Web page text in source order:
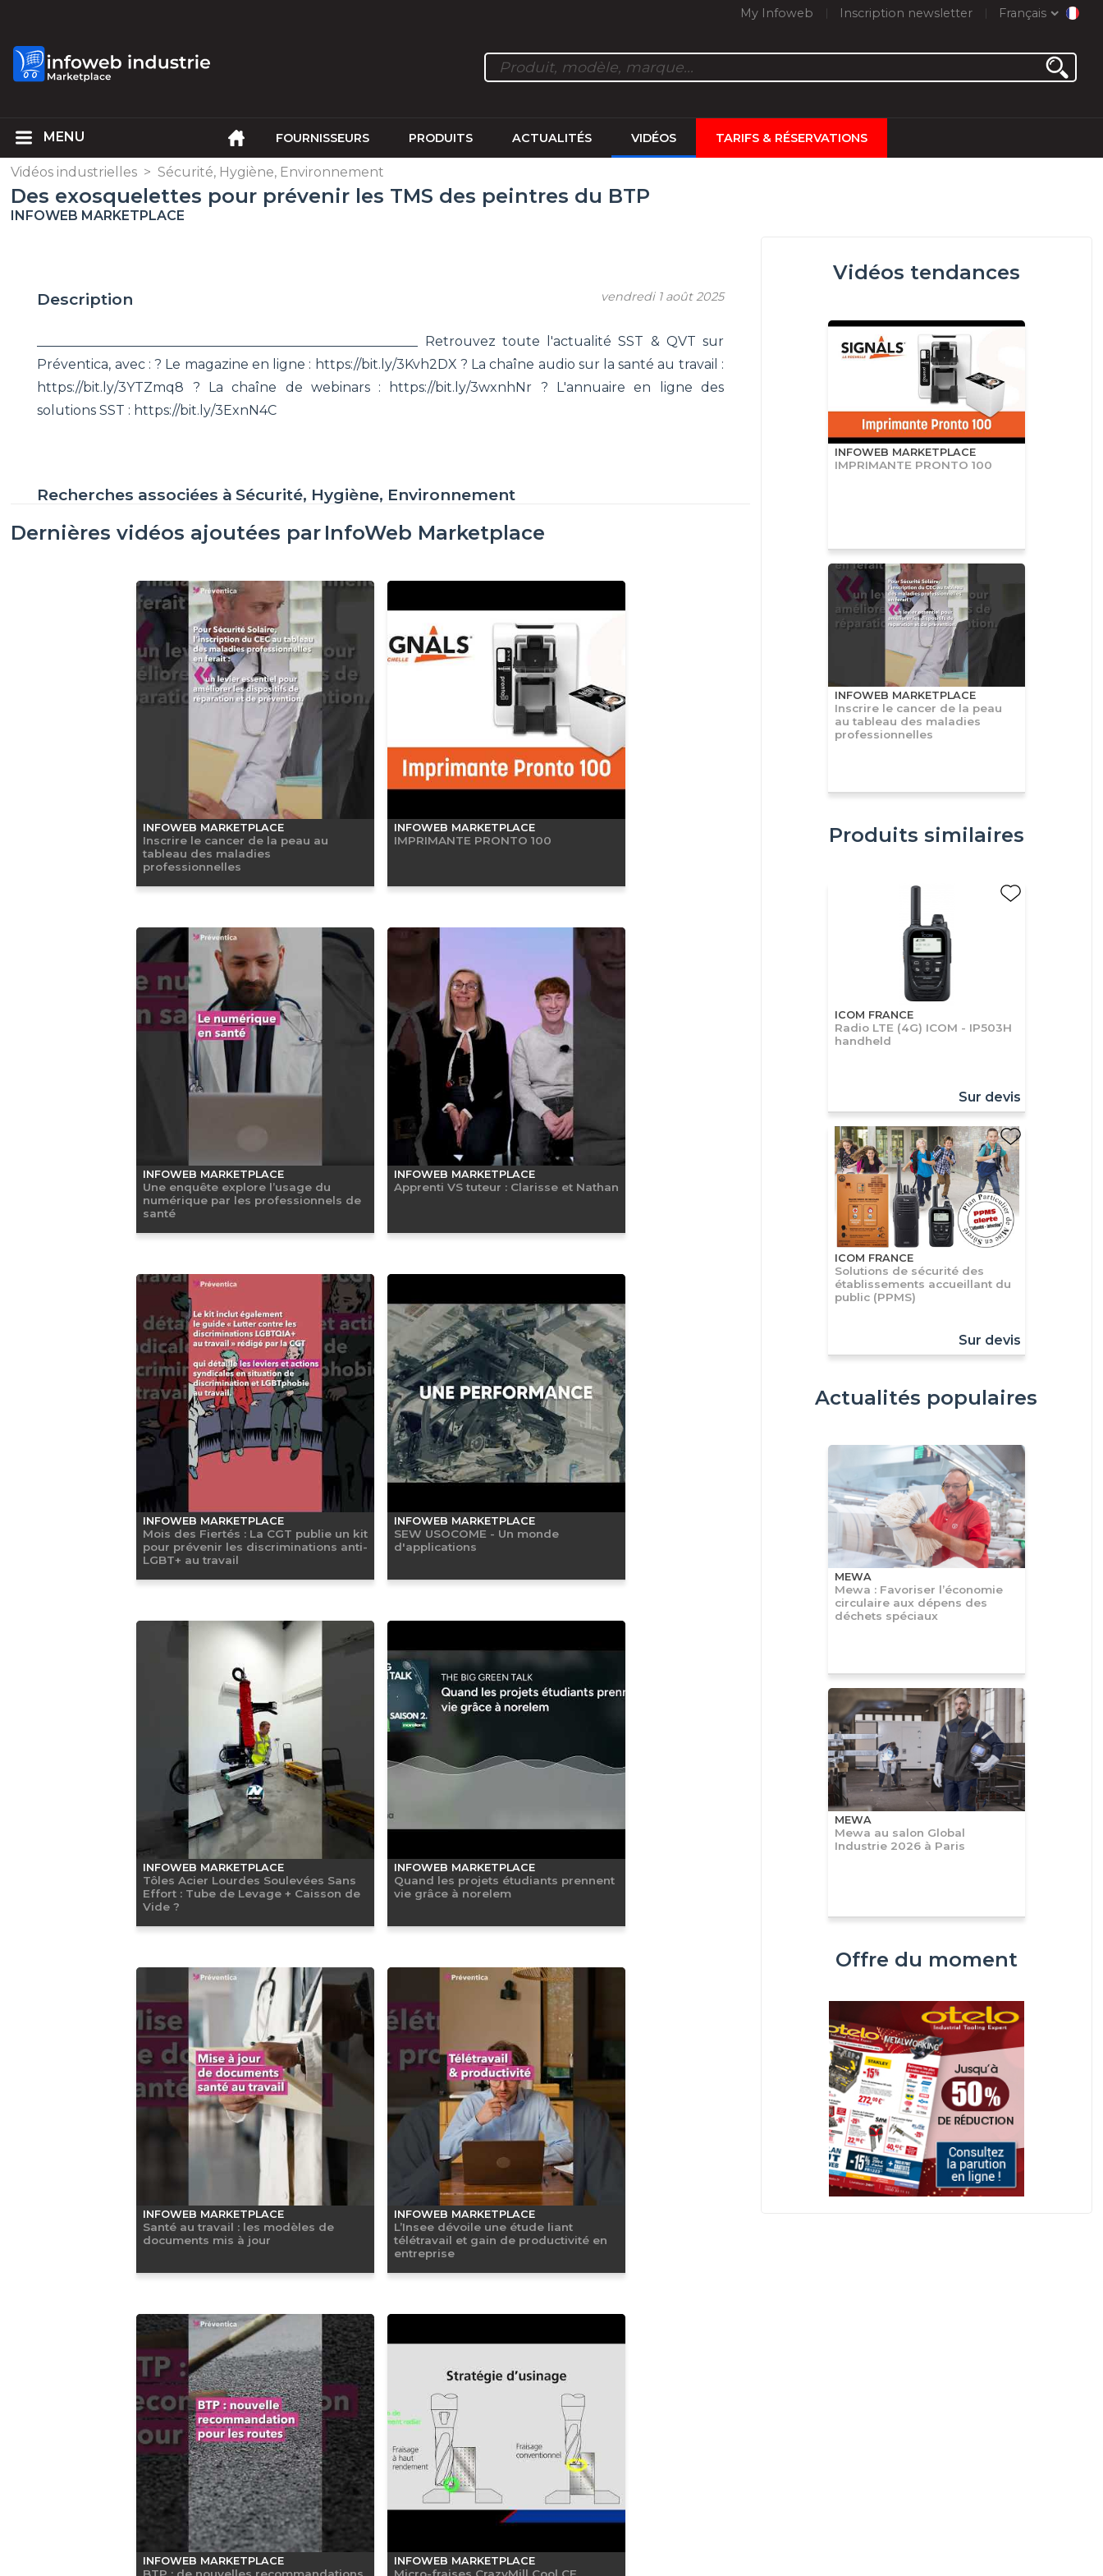
My Infoweb Inscription newsletter Français
FOURNISSEURS PRODUITS ACTUALITÉS VIDÉOS TARIFS & RÉSERVATIONS
Vidéos industrielles > Sécurité, Hygiène, Environnement
Des exosquelettes pour prévenir les TMS des peintres du BTP
INFOWEB MARKETPLACE
vendredi 1 août 2025
Description
__________________________________________________________ Retrouvez toute l'actualité SST & QVT sur
Préventica, avec : ? Le magazine en ligne : https://bit.ly/3Kvh2DX ? La chaîne audio sur la santé au travail :
https://bit.ly/3YTZmq8 ? La chaîne de webinars : https://bit.ly/3wxnhNr ? L'annuaire en ligne des
solutions SST : https://bit.ly/3ExnN4C
Recherches associées à Sécurité, Hygiène, Environnement
Dernières vidéos ajoutées par InfoWeb Marketplace
INFOWEB MARKETPLACE
Inscrire le cancer de la peau au
tableau des maladies
professionnelles
INFOWEB MARKETPLACE
IMPRIMANTE PRONTO 100
INFOWEB MARKETPLACE
Une enquête explore l’usage du
numérique par les professionnels de
santé
INFOWEB MARKETPLACE
Apprenti VS tuteur : Clarisse et Nathan
INFOWEB MARKETPLACE
Mois des Fiertés : La CGT publie un kit
pour prévenir les discriminations anti-
LGBT+ au travail
INFOWEB MARKETPLACE
SEW USOCOME - Un monde
d'applications
INFOWEB MARKETPLACE
Tôles Acier Lourdes Soulevées Sans
Effort : Tube de Levage + Caisson de
Vide ?
INFOWEB MARKETPLACE
Quand les projets étudiants prennent
vie grâce à norelem
INFOWEB MARKETPLACE
Santé au travail : les modèles de
documents mis à jour
INFOWEB MARKETPLACE
L’Insee dévoile une étude liant
télétravail et gain de productivité en
entreprise
INFOWEB MARKETPLACE INFOWEB MARKETPLACE
Vidéos tendances
INFOWEB MARKETPLACE
IMPRIMANTE PRONTO 100
INFOWEB MARKETPLACE
Inscrire le cancer de la peau
au tableau des maladies
professionnelles
Produits similaires
ICOM FRANCE
Radio LTE (4G) ICOM - IP503H
handheld
Sur devis
ICOM FRANCE
Solutions de sécurité des
établissements accueillant du
public (PPMS)
Sur devis
Actualités populaires
MEWA
Mewa : Favoriser l’économie
circulaire aux dépens des
déchets spéciaux
MEWA
Mewa au salon Global
Industrie 2026 à Paris
Offre du moment